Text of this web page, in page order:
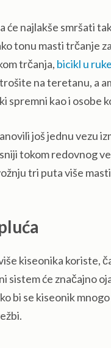
će najlakše smršati
tonu masti trčanje
trčanja, bicikl u
na teretanu, a
spremni kao i osobe
još jednu vezu
tokom redovnog
tri puta više
kiseonika koriste,
sistem će značajno
bi se kiseonik